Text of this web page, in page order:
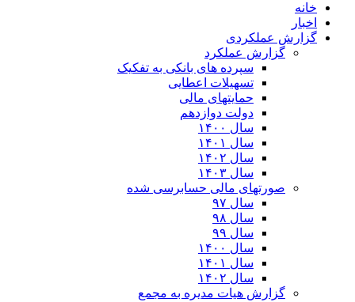
خانه
اخبار
گزارش عملکردی
گزارش عملکرد
سپرده های بانکی به تفکیک
تسهیلات اعطایی
حمایتهای مالی
دولت دوازدهم
سال ۱۴۰۰
سال ۱۴۰۱
سال ۱۴۰۲
سال ۱۴۰۳
صورتهای مالی حسابرسی شده
سال ۹۷
سال ۹۸
سال ۹۹
سال ۱۴۰۰
سال ۱۴۰۱
سال ۱۴۰۲
گزارش هیات مدیره به مجمع